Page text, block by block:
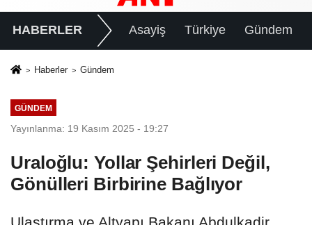
HABERLER Asayiş Türkiye Gündem
Haberler Gündem
GÜNDEM
Yayınlanma: 19 Kasım 2025 - 19:27
Uraloğlu: Yollar Şehirleri Değil,
Gönülleri Birbirine Bağlıyor